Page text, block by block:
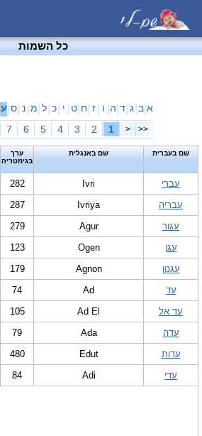
כל השמות
א ב ג ד ה ו ז ח ט י כ ל מ נ ס ע
<<
<
1
2
3
4
5
6
7
שם בעברית שם באנגלית
ערך
בגימטריה
עברי Ivri
282
עבריה
Ivriya
287
עגור
Agur
279
עגן
Ogen
123
עגנון
Agnon
179
עד
Ad
74
עד אל
Ad El
105
עדה
Ada
79
עדות
Edut
480
עדי
Adi
84